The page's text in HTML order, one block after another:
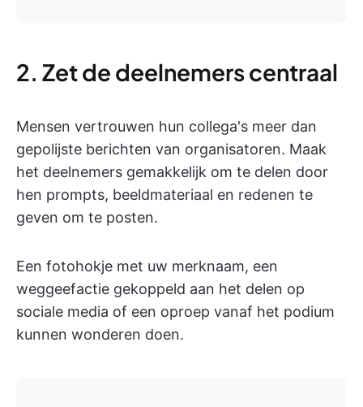
2. Zet de deelnemers centraal
Mensen vertrouwen hun collega's meer dan
gepolijste berichten van organisatoren. Maak
het deelnemers gemakkelijk om te delen door
hen prompts, beeldmateriaal en redenen te
geven om te posten.
Een fotohokje met uw merknaam, een
weggeefactie gekoppeld aan het delen op
sociale media of een oproep vanaf het podium
kunnen wonderen doen.